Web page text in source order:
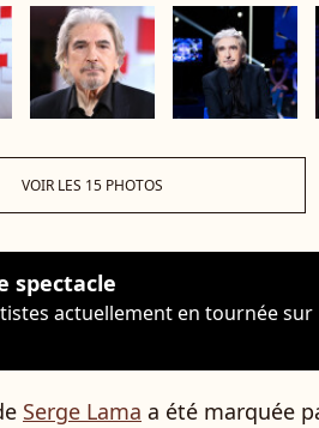
VOIR LES 15 PHOTOS
spectacle
actuellement en tournée sur
Serge Lama a été marquée